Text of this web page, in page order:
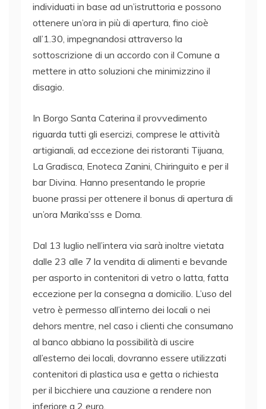
individuati in base ad un’istruttoria e possono
ottenere un’ora in più di apertura, fino cioè
all’1.30, impegnandosi attraverso la
sottoscrizione di un accordo con il Comune a
mettere in atto soluzioni che minimizzino il
disagio.
In Borgo Santa Caterina il provvedimento
riguarda tutti gli esercizi, comprese le attività
artigianali, ad eccezione dei ristoranti Tijuana,
La Gradisca, Enoteca Zanini, Chiringuito e per il
bar Divina. Hanno presentando le proprie
buone prassi per ottenere il bonus di apertura di
un’ora Marika’sss e Doma.
Dal 13 luglio nell’intera via sarà inoltre vietata
dalle 23 alle 7 la vendita di alimenti e bevande
per asporto in contenitori di vetro o latta, fatta
eccezione per la consegna a domicilio. L’uso del
vetro è permesso all’interno dei locali o nei
dehors mentre, nel caso i clienti che consumano
al banco abbiano la possibilità di uscire
all’esterno dei locali, dovranno essere utilizzati
contenitori di plastica usa e getta o richiesta
per il bicchiere una cauzione a rendere non
inferiore a 2 euro.